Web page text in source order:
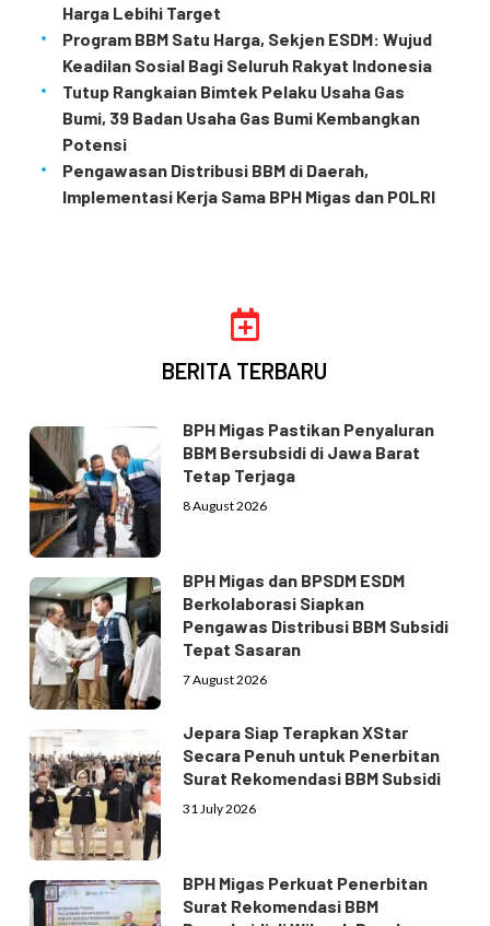
Harga Lebihi Target
Program BBM Satu Harga, Sekjen ESDM: Wujud
Keadilan Sosial Bagi Seluruh Rakyat Indonesia
Tutup Rangkaian Bimtek Pelaku Usaha Gas
Bumi, 39 Badan Usaha Gas Bumi Kembangkan
Potensi
Pengawasan Distribusi BBM di Daerah,
Implementasi Kerja Sama BPH Migas dan POLRI
BERITA TERBARU
BPH Migas Pastikan Penyaluran
BBM Bersubsidi di Jawa Barat
Tetap Terjaga
8 August 2026
BPH Migas dan BPSDM ESDM
Berkolaborasi Siapkan
Pengawas Distribusi BBM Subsidi
Tepat Sasaran
7 August 2026
Jepara Siap Terapkan XStar
Secara Penuh untuk Penerbitan
Surat Rekomendasi BBM Subsidi
31 July 2026
BPH Migas Perkuat Penerbitan
Surat Rekomendasi BBM